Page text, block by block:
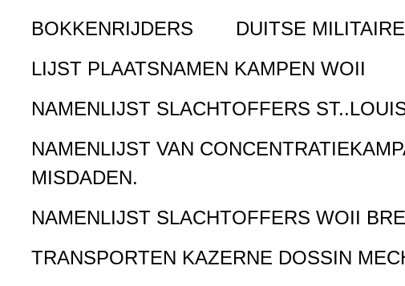
BOKKENRIJDERS
DUITSE
LIJST PLAATSNAMEN KAMPEN WOII
NAMENLIJST SLACHTOFFERS
NAMENLIJST VAN
MISDADEN.
NAMENLIJST SLACHTOFFERS WOII
TRANSPORTEN KAZERNE DOSSIN